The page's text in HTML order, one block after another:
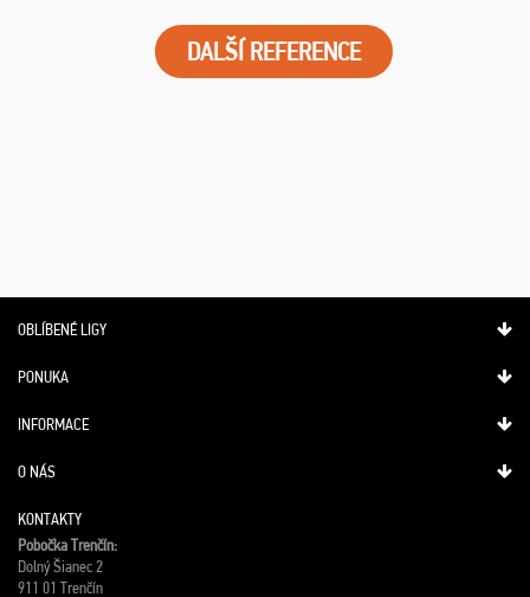
DALŠÍ REFERENCE
OBLÍBENÉ LIGY
PONUKA
INFORMACE
O NÁS
KONTAKTY
Pobočka Trenčín:
Dolný Šianec 2
911 01 Trenčín